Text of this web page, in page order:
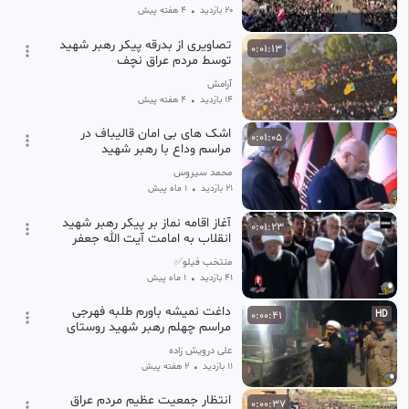
20 بازدید • ۴ هفته پیش
0:01:13
تصاویری از بدرقه پیکر رهبر شهید
توسط مردم عراق نچف
آرامش
14 بازدید • ۴ هفته پیش
0:01:05
اشک های بی امان قالیباف در
مراسم وداع با رهبر شهید
محمد سیروس
21 بازدید • 1 ماه پیش
0:01:23
آغاز اقامه نماز بر پیکر رهبر شهید
انقلاب به امامت آیت الله جعفر
سبحانی
منتخب فیلو✅
41 بازدید • 1 ماه پیش
HD
0:00:41
داغت نمیشه باورم طلبه فهرجی
مراسم چهلم رهبر شهید روستای
جهان آباد پائین فهرج
علی درویش زاده
11 بازدید • ۲ هفته پیش
0:00:37
انتظار جمعیت عظیم مردم عراق